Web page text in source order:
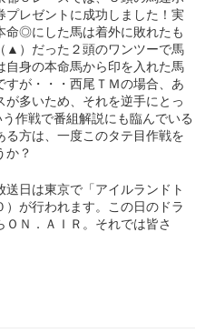
プレゼントに成功しました！実
命◎にした馬は着外に敗れたも
▲）だった２頭のワンツーで馬
自身の本命馬から印を入れた馬
が・・・西尾ＴＭの場合、あ
多いため、それを逆手にとっ
作戦で番組解説にも臨んでいる
方は、一度このタテ目作戦を
か？
日は東京で「アイルランドト
が行われます。この日のドラ
Ｎ．ＡＩＲ。それでは皆さ